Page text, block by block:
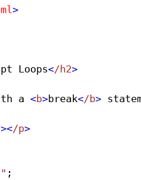
>
Loops</h2>
a <b>break</b>
></p>